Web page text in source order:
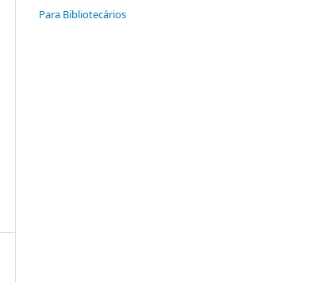
Para Bibliotecários